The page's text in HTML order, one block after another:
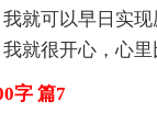
我就可以早日实
就很开心，心里
字 篇7